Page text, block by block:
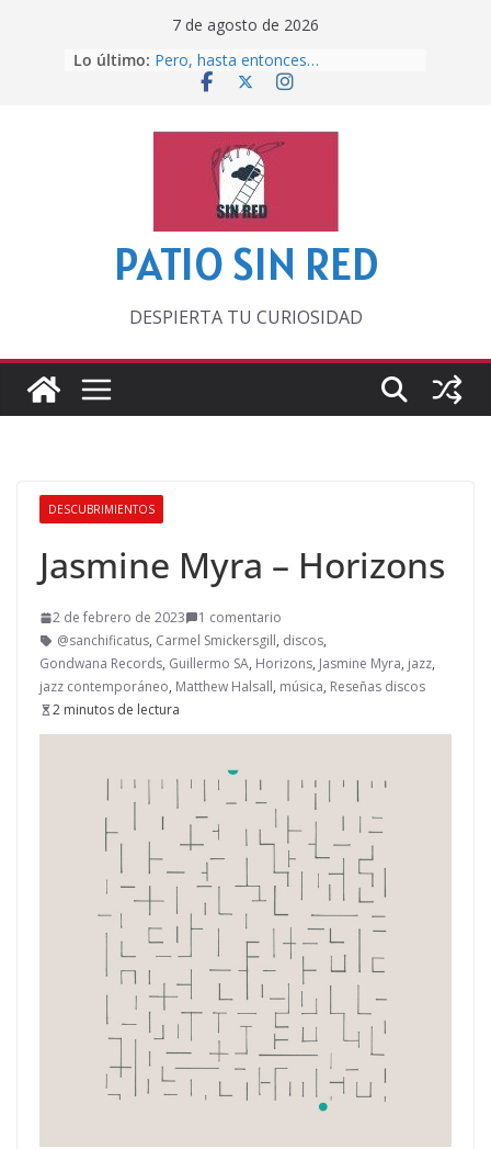
7 de agosto de 2026
Lo último: Pero, hasta entonces…
Por los viejos tiempos
lecturas veraniegas
Otra del Mundial
Lunática
PATIO SIN RED
DESPIERTA TU CURIOSIDAD
DESCUBRIMIENTOS
Jasmine Myra – Horizons
2 de febrero de 2023
1 comentario
@sanchificatus, Carmel Smickersgill, discos,
Gondwana Records, Guillermo SA, Horizons, Jasmine Myra, jazz,
jazz contemporáneo, Matthew Halsall, música, Reseñas discos
2 minutos de lectura